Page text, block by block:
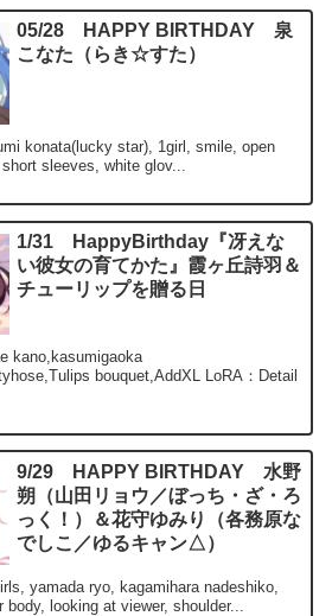
05/28 HAPPY BIRTHDAY 泉
こなた（らき☆すた）
konata(lucky star), 1girl, smile, open
sleeves, white glov...
1/31 HappyBirthday『冴えな
い彼女の育てかた』霞ヶ丘詩羽＆
チューリップを贈る日
kano,kasumigaoka
bouquet,AddXL LoRA：Detail
9/29 HAPPY BIRTHDAY 水野
朔（山田リョウ／ぼっち・ざ・ろ
っく！）＆花守ゆみり（各務原な
でしこ／ゆるキャン△）
yamada ryo, kagamihara nadeshiko,
looking at viewer, shoulder...